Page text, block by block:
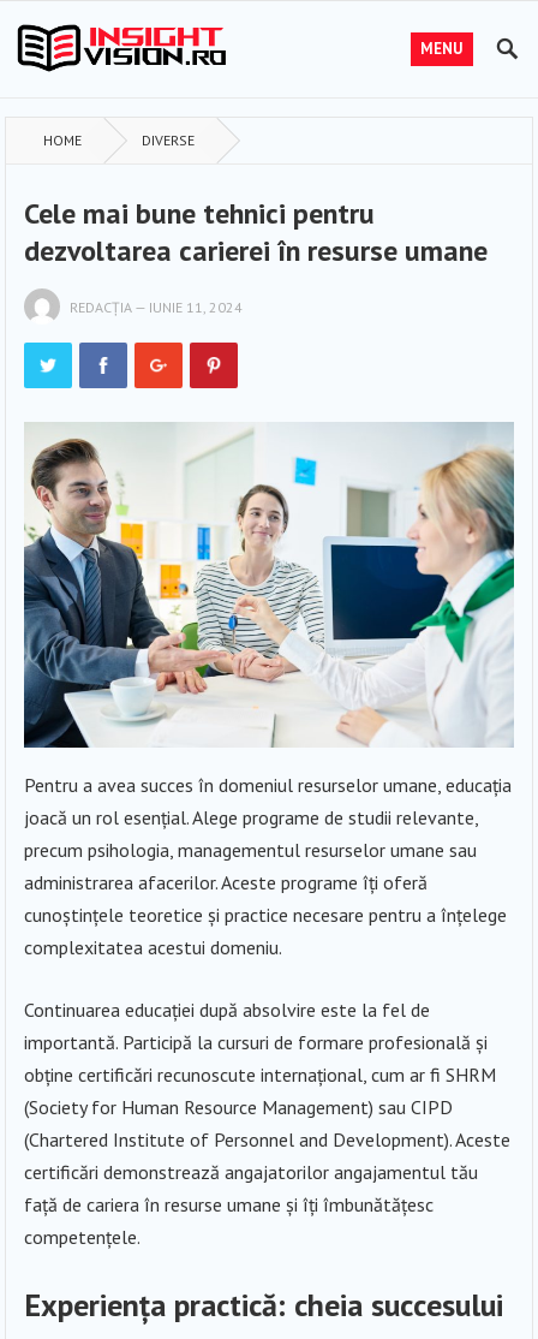
MENU
HOME DIVERSE
Cele mai bune tehnici pentru
dezvoltarea carierei în resurse umane
REDACȚIA — IUNIE 11, 2024
Pentru a avea succes în domeniul resurselor umane, educația
joacă un rol esențial. Alege programe de studii relevante,
precum psihologia, managementul resurselor umane sau
administrarea afacerilor. Aceste programe îți oferă
cunoștințele teoretice și practice necesare pentru a înțelege
complexitatea acestui domeniu.
Continuarea educației după absolvire este la fel de
importantă. Participă la cursuri de formare profesională și
obține certificări recunoscute internațional, cum ar fi SHRM
(Society for Human Resource Management) sau CIPD
(Chartered Institute of Personnel and Development). Aceste
certificări demonstrează angajatorilor angajamentul tău
față de cariera în resurse umane și îți îmbunătățesc
competențele.
Experiența practică: cheia succesului